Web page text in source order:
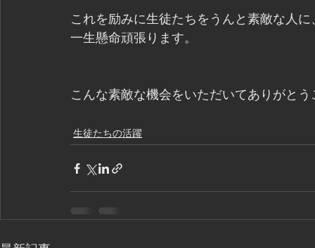
これを励みに生徒たちをうんと素敵な人
一生懸命頑張ります。
こんな素敵な機会をいただいてありがと
生徒たちの活躍